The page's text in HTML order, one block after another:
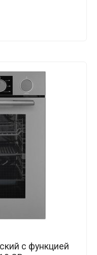
с функцией